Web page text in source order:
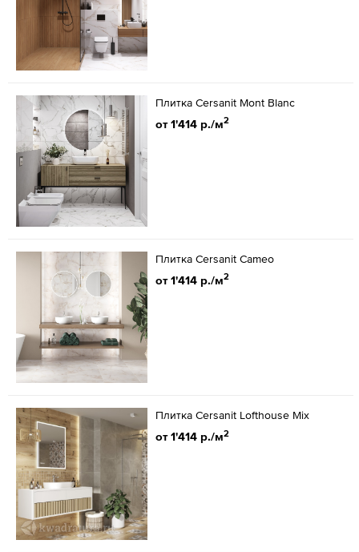
Плитка Cersanit Mont Blanc
от 1'414 р./м2
Плитка Cersanit Cameo
от 1'414 р./м2
Плитка Cersanit Lofthouse Mix
от 1'414 р./м2